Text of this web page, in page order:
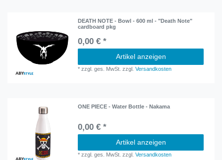
DEATH NOTE - Bowl - 600 ml - "Death Note"
cardboard pkg
0,00 € *
Artikel anzeigen
*zzgl. ges. MwSt. zzgl.Versandkosten
ONE PIECE - Water Bottle - Nakama
0,00 € *
Artikel anzeigen
*zzgl. ges. MwSt. zzgl.Versandkosten